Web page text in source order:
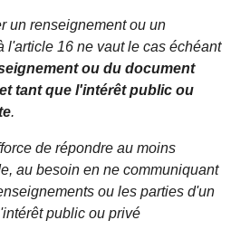
un renseignement ou un
l'article 16 ne vaut le cas échéant
ou du document
tant que l'intérêt public ou
.
de répondre au moins
au besoin en ne communiquant
ou les parties d'un
public ou privé